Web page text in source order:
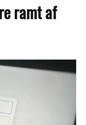
ramt af